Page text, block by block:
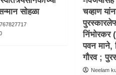
सोहळा
चव्हाण
निंभोरकर
पवन माने,
गौरव ;
Neelam